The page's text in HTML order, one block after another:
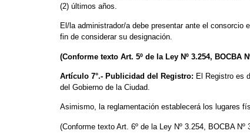
(2) últimos años.
El/la administrador/a debe presentar ante el consorcio
fin de considerar su designación.
(Conforme texto Art. 5º de la Ley Nº 3.254, BOCBA
Artículo 7°.- Publicidad del Registro: El Registro es
del Gobierno de la Ciudad.
Asimismo, la reglamentación establecerá los lugares
(Conforme texto Art. 6º de la Ley Nº 3.254, BOCBA Nº